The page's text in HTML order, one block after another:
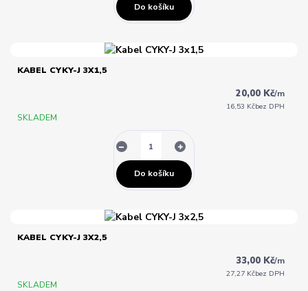
Do košíku
KABEL CYKY-J 3X1,5
20,00 Kč/m
16,53 Kčbez DPH
SKLADEM
Do košíku
KABEL CYKY-J 3X2,5
33,00 Kč/m
27,27 Kčbez DPH
SKLADEM